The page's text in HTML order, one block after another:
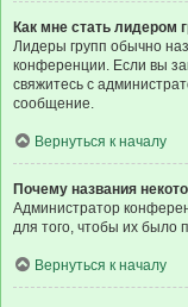
Как мне стать лидером
Лидеры групп обычно
конференции. Если вы
свяжитесь с
сообщение.
Вернуться к началу
Почему названия
Администратор
для того, чтобы их было
Вернуться к началу